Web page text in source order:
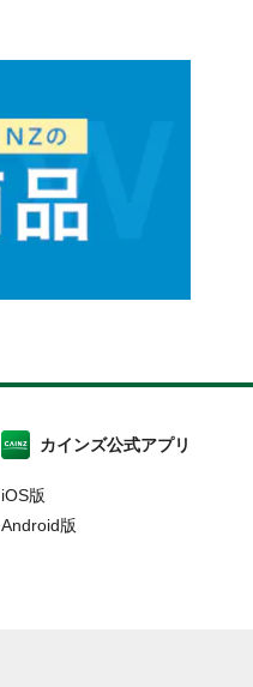
カインズ公式アプリ
iOS版
Android版